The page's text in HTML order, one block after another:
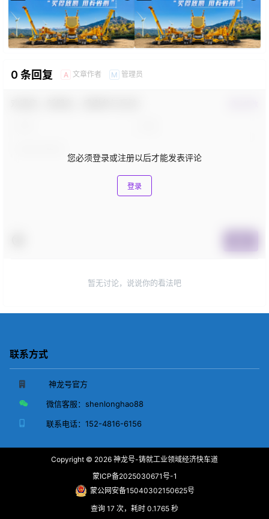
0 条回复 A 文章作者 M 管理员
您必须登录或注册以后才能发表评论
登录
暂无讨论，说说你的看法吧
联系方式
神龙号官方
微信客服： shenlonghao88
联系电话： 152-4816-6156
Copyright © 2026 神龙号-铸就工业领域经济快车道
蒙ICP备2025030671号-1
蒙公网安备15040302150625号
查询 17 次，耗时 0.1765 秒